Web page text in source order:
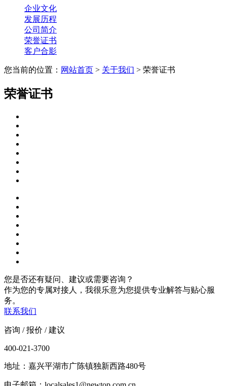
企业文化
发展历程
公司简介
荣誉证书
客户合影
您当前的位置： 网站首页 > 关于我们 > 荣誉证书
荣誉证书
您是否还有疑问、建议或需要咨询？
作为您的专属对接人，我很乐意为您提供专业解答与贴心服
务。
联系我们
咨询 / 报价 / 建议
400-021-3700
地址：嘉兴平湖市广陈镇独新西路480号